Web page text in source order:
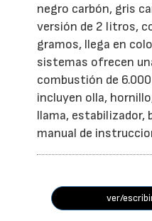
negro carbón, gris
versión de 2 litros,
gramos, llega en
sistemas ofrecen
combustión de
incluyen olla,
llama, estabilizador,
manual de
ver/